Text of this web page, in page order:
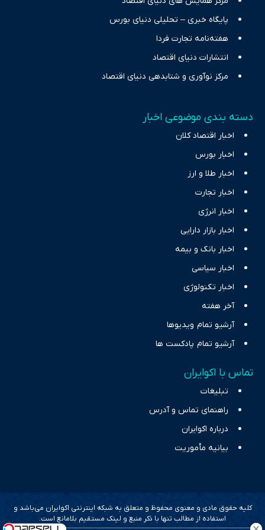
پایگاه خبری – تحلیلی دنیای بورس
هفته‌نامه تجارت فردا
انتشارات دنیای اقتصاد
مرکز نوآوری و شتابدهی دنیای اقتصاد
دسته بندی موضوعی اخبار
اخبار اقتصاد کلان
اخبار بورس
اخبار طلا و ارز
اخبار تجارت
اخبار انرژی
اخبار بازار دارایی
اخبار بانک و بیمه
اخبار سیاسی
اخبار تکنولوژی
آخر هفته
آرشیو تمام ویدیوها
آرشیو تمام پادکست ها
تماس با اکوایران
تبلیغات
راهنمای تماس و آدرس
درباره اکوایران
بیانیه مأموریت
کلیه حقوق مادی و معنوی محفوظ و متعلق به شبکه اینترنتی اکوایران می‌باشد و
استفاده از مطالب تنها با ذکر منبع و لینک مستقیم بلامانع است.